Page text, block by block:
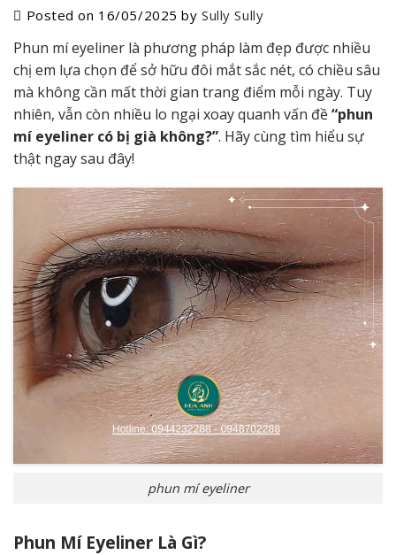
Posted on 16/05/2025 bySully Sully
Phun mí eyeliner là phương pháp làm đẹp được nhiều
chị em lựa chọn để sở hữu đôi mắt sắc nét, có chiều sâu
mà không cần mất thời gian trang điểm mỗi ngày. Tuy
nhiên, vẫn còn nhiều lo ngại xoay quanh vấn đề“phun
mí eyeliner có bị già không?”. Hãy cùng tìm hiểu sự
thật ngay sau đây!
phun mí eyeliner
Phun Mí Eyeliner Là Gì?